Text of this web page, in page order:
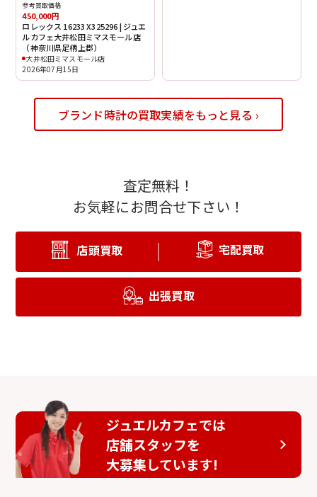
参考買取価格
450,000円
ロレックス 16233 X325296 | ジュエ
ルカフェ大井松田ミマスモール店
（神奈川県足柄上郡）
大井松田ミマスモール店
2026年07月15日
ブランド時計の買取実績をもっと見る ›
査定無料！
お気軽にお問合せ下さい！
店頭買取 宅配買取
出張買取
ジュエルカフェでは
店舗スタッフを
大募集しています!